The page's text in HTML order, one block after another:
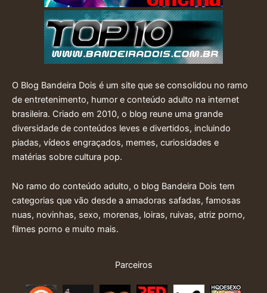
O Blog Bandeira Dois é um site que se consolidou no ramo
de entretenimento, humor e conteúdo adulto na internet
brasileira. Criado em 2010, o blog reune uma grande
diversidade de conteúdos leves e divertidos, incluindo
piadas, vídeos engraçados, memes, curiosidades e
matérias sobre cultura pop.
No ramo do conteúdo adulto, o blog Bandeira Dois tem
categorias que vão desde a amadoras safadas, famosas
nuas, novinhas, sexo, morenas, loiras, ruivas, atriz porno,
filmes porno e muito mais.
Parceiros